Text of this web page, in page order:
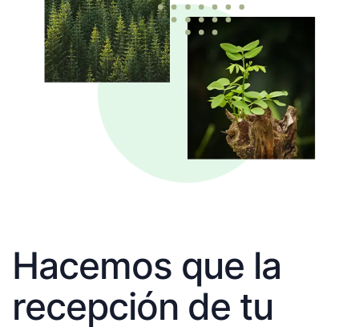
Hacemos que la
recepción de tu